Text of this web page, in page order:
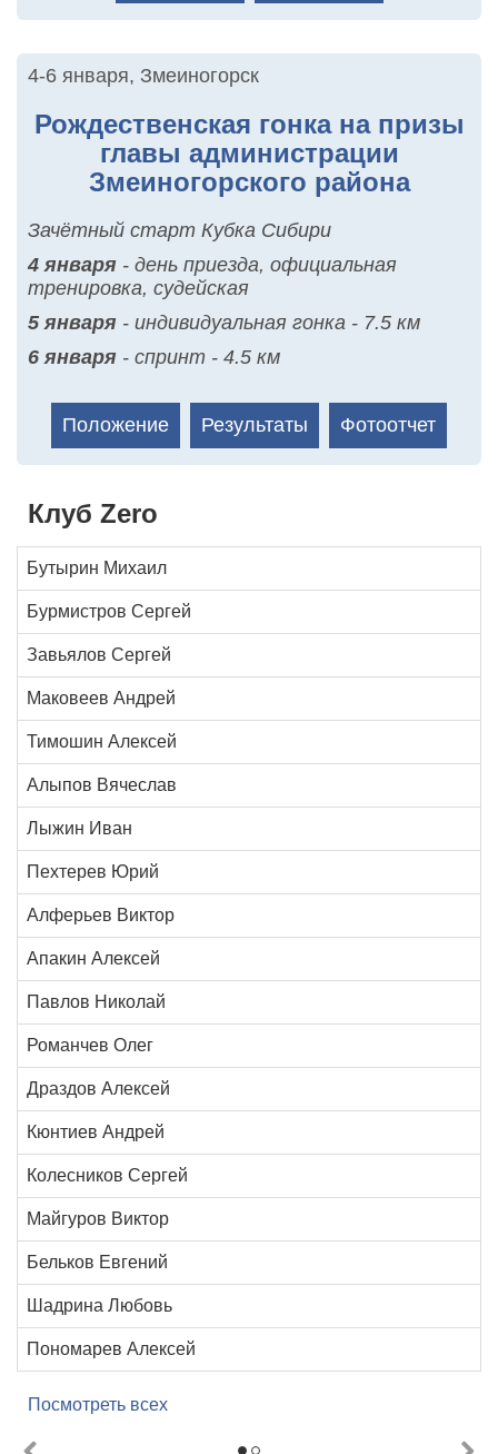
4-6 января, Змеиногорск
Рождественская гонка на призы
главы администрации
Змеиногорского района
Зачётный старт Кубка Сибири
4 января - день приезда, официальная
тренировка, судейская
5 января - индивидуальная гонка - 7.5 км
6 января - спринт - 4.5 км
Положение Результаты Фотоотчет
Клуб Zero
Бутырин Михаил
Бурмистров Сергей
Завьялов Сергей
Маковеев Андрей
Тимошин Алексей
Алыпов Вячеслав
Лыжин Иван
Пехтерев Юрий
Алферьев Виктор
Апакин Алексей
Павлов Николай
Романчев Олег
Драздов Алексей
Кюнтиев Андрей
Колесников Сергей
Майгуров Виктор
Бельков Евгений
Шадрина Любовь
Пономарев Алексей
Посмотреть всех